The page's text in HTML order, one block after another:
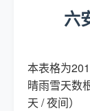
六
本表格为
晴雨雪天数
天 / 夜间）